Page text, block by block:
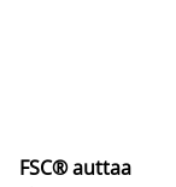
FSC® auttaa